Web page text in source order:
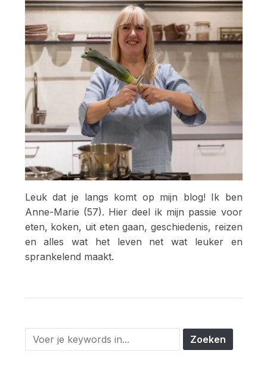
Leuk dat je langs komt op mijn blog! Ik ben
Anne-Marie (57). Hier deel ik mijn passie voor
eten, koken, uit eten gaan, geschiedenis, reizen
en alles wat het leven net wat leuker en
sprankelend maakt.